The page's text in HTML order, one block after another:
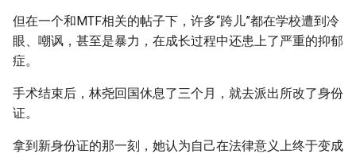
但在一个和MTF相关的帖子下，许多“跨儿”都在学校遭到冷
眼、嘲讽，甚至是暴力，在成长过程中还患上了严重的抑郁
症。
手术结束后，林尧回国休息了三个月，就去派出所改了身份
证。
拿到新身份证的那一刻，她认为自己在法律意义上终于变成